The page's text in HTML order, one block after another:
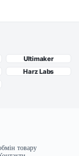
Ultimaker
Harz Labs
товару